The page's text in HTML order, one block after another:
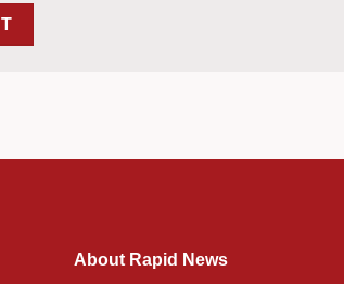
About Rapid News